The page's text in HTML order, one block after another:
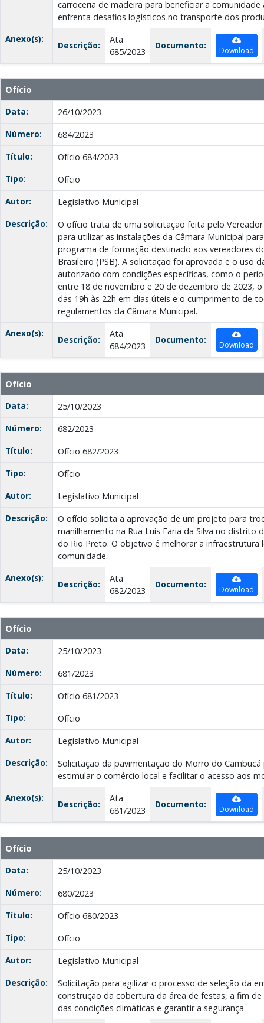
carroceria de madeira para beneficiar a comunidade
enfrenta desafios logísticos no transporte dos
Anexo(s):
Descrição:
Ata
685/2023
Documento: Download
Ofício
Data:
26/10/2023
Número:
684/2023
Título:
Ofício 684/2023
Tipo:
Ofício
Autor:
Legislativo Municipal
Descrição:
O ofício trata de uma solicitação feita pelo Vereador
para utilizar as instalações da Câmara Municipal
programa de formação destinado aos vereadores
Brasileiro (PSB). A solicitação foi aprovada e o uso
autorizado com condições específicas, como o
entre 18 de novembro e 20 de dezembro de 2023,
das 19h às 22h em dias úteis e o cumprimento de
regulamentos da Câmara Municipal.
Anexo(s):
Descrição:
Ata
684/2023
Documento: Download
Ofício
Data:
25/10/2023
Número:
682/2023
Título:
Ofício 682/2023
Tipo:
Ofício
Autor:
Legislativo Municipal
Descrição:
O ofício solicita a aprovação de um projeto para
manilhamento na Rua Luis Faria da Silva no distrito
do Rio Preto. O objetivo é melhorar a infraestrutura
comunidade.
Anexo(s):
Descrição:
Ata
682/2023
Documento: Download
Ofício
Data:
25/10/2023
Número:
681/2023
Título:
Ofício 681/2023
Tipo:
Ofício
Autor:
Legislativo Municipal
Descrição:
Solicitação da pavimentação do Morro do
estimular o comércio local e facilitar o acesso aos
Anexo(s):
Descrição:
Ata
681/2023
Documento: Download
Ofício
Data:
25/10/2023
Número:
680/2023
Título:
Ofício 680/2023
Tipo:
Ofício
Autor:
Legislativo Municipal
Descrição:
Solicitação para agilizar o processo de seleção da
construção da cobertura da área de festas, a fim
das condições climáticas e garantir a segurança.